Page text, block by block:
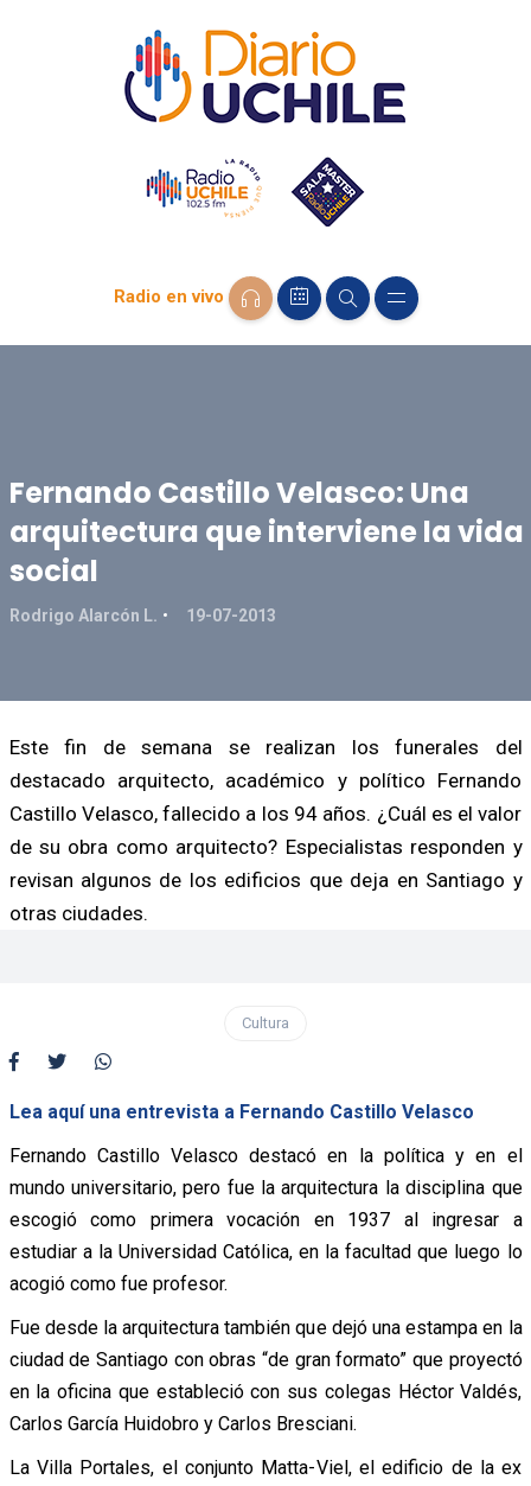
Radio en vivo
Fernando Castillo Velasco: Una
arquitectura que interviene la vida
social
Rodrigo Alarcón L. 19-07-2013
Este fin de semana se realizan los funerales del
destacado arquitecto, académico y político Fernando
Castillo Velasco, fallecido a los 94 años. ¿Cuál es el valor
de su obra como arquitecto? Especialistas responden y
revisan algunos de los edificios que deja en Santiago y
otras ciudades.
Cultura
Lea aquí una entrevista a Fernando Castillo Velasco
Fernando Castillo Velasco destacó en la política y en el
mundo universitario, pero fue la arquitectura la disciplina que
escogió como primera vocación en 1937 al ingresar a
estudiar a la Universidad Católica, en la facultad que luego lo
acogió como fue profesor.
Fue desde la arquitectura también que dejó una estampa en la
ciudad de Santiago con obras “de gran formato” que proyectó
en la oficina que estableció con sus colegas Héctor Valdés,
Carlos García Huidobro y Carlos Bresciani.
La Villa Portales, el conjunto Matta-Viel, el edificio de la ex